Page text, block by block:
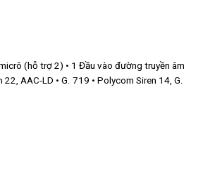
(hỗ trợ 2) • 1 Đầu vào đường truyền âm
AAC-LD • G. 719 • Polycom Siren 14, G.